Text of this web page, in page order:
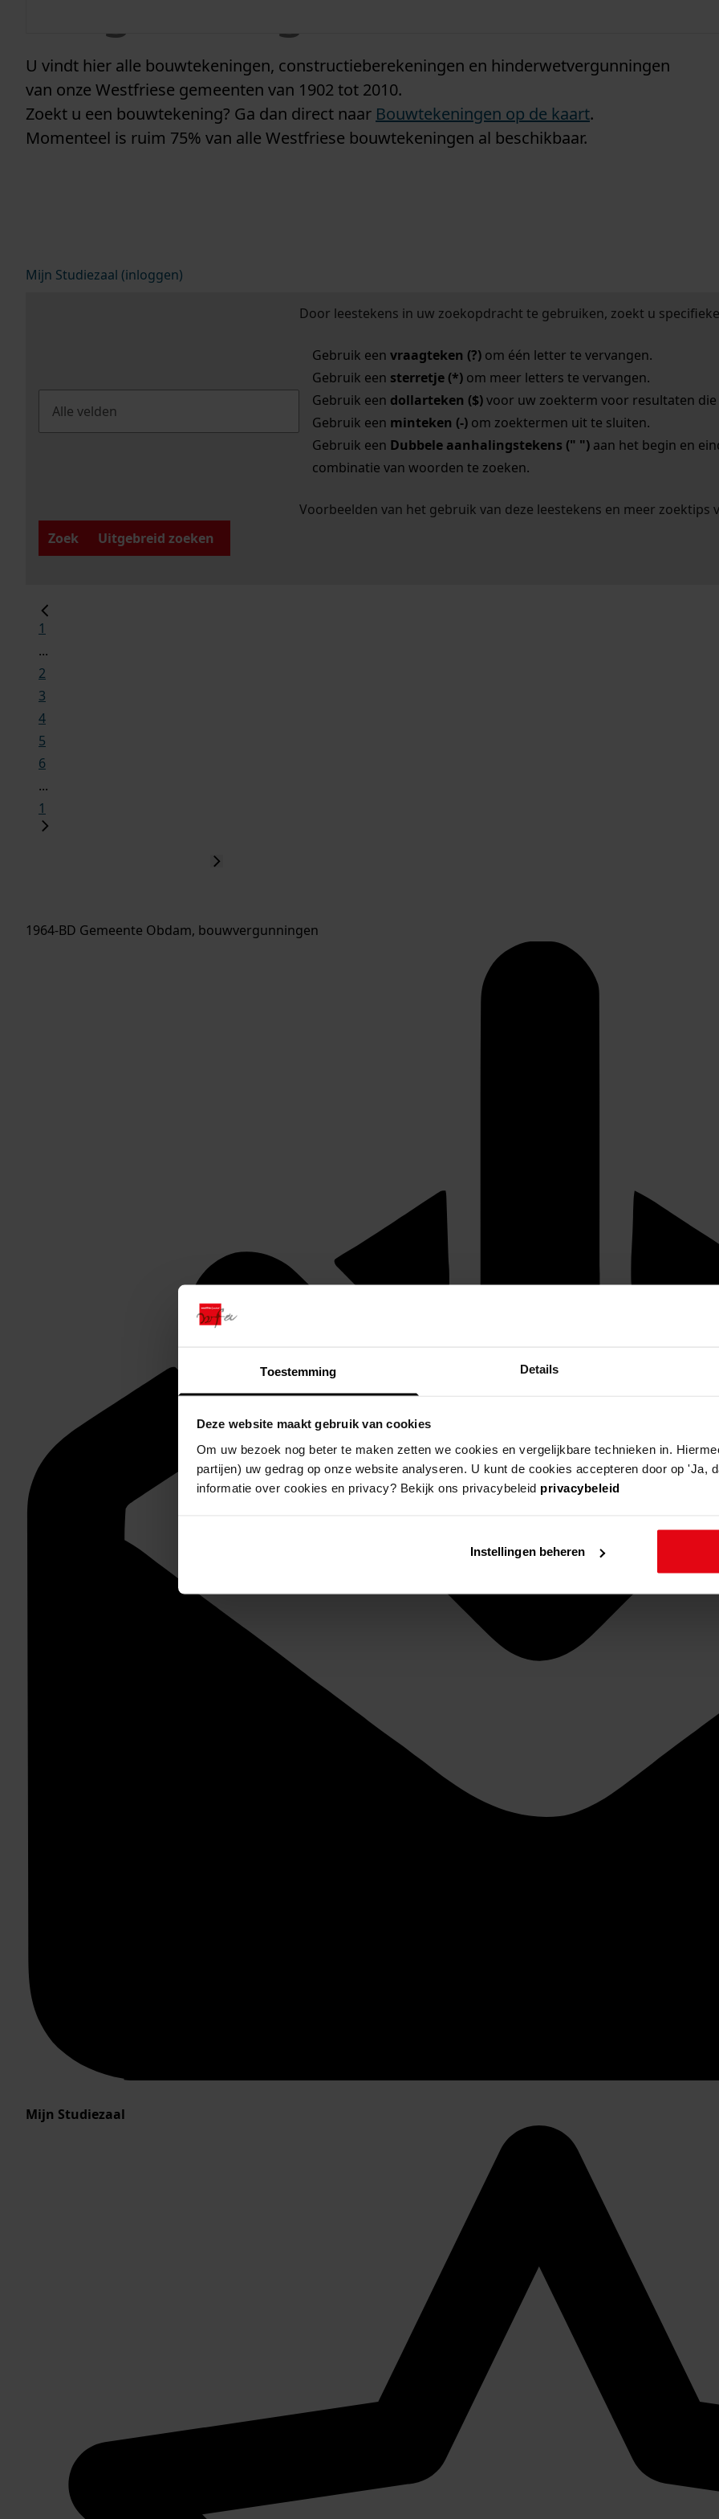
Toestemming Details
Deze website maakt gebruik van cookies
Om uw bezoek nog beter te maken zetten we cookies en vergelijkbare technieken in.
partijen) uw gedrag op onze website analyseren. U kunt de cookies accepteren door op 'Ja,
informatie over cookies en privacy? Bekijk ons privacybeleid privacybeleid
Instellingen beheren
U vindt hier alle bouwtekeningen, constructieberekeningen en hinderwetvergunningen
van onze Westfriese gemeenten van 1902 tot 2010.
Zoekt u een bouwtekening? Ga dan direct naar Bouwtekeningen op de kaart.
Momenteel is ruim 75% van alle Westfriese bouwtekeningen al beschikbaar.
Mijn Studiezaal (inloggen)
Door leestekens in uw zoekopdracht te gebruiken, zoekt u
Gebruik een vraagteken (?)om één letter te vervangen.
Gebruik een sterretje (*)om meer letters te vervangen.
Gebruik een dollarteken ($)voor uw zoekterm voor resultaten die
Gebruik een minteken (-)om zoektermen uit te sluiten.
Gebruik een Dubbele aanhalingstekens (" ")aan het begin en
combinatie van woorden te zoeken.
Voorbeelden van het gebruik van deze leestekens en meer zoektips
Zoek
Uitgebreid zoeken
1
...
2
3
4
5
6
...
1
1964-BD Gemeente Obdam, bouwvergunningen
Mijn Studiezaal